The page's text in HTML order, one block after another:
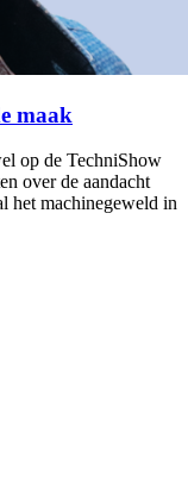
maak
op de TechniShow
over de aandacht
het machinegeweld in